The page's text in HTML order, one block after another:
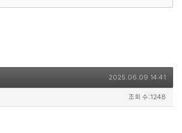
2025.06.09 14:41
조회 수:1248